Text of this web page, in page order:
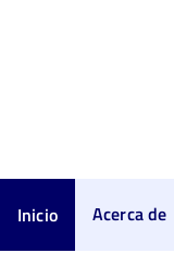
Inicio Acerca de